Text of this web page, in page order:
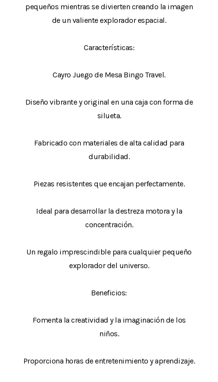
pequeños mientras se divierten creando la imagen
de un valiente explorador espacial.
Características:
Cayro Juego de Mesa Bingo Travel.
Diseño vibrante y original en una caja con forma de
silueta.
Fabricado con materiales de alta calidad para
durabilidad.
Piezas resistentes que encajan perfectamente.
Ideal para desarrollar la destreza motora y la
concentración.
Un regalo imprescindible para cualquier pequeño
explorador del universo.
Beneficios:
Fomenta la creatividad y la imaginación de los
niños.
Proporciona horas de entretenimiento y aprendizaje.